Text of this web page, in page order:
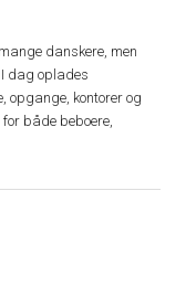
danskere, men
dag oplades
opgange, kontorer og
både beboere,